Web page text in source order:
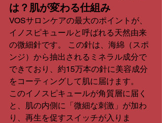
は？肌が変わる仕組み
VOSサロンケアの最大のポイントが、
イノスピキュールと呼ばれる天然由来
の微細針です。 この針は、海綿（スポ
ンジ）から抽出されるミネラル成分で
できており、約15万本の針に美容成分
をコーティングして肌に届けます。
このイノスピキュールが角質層に届く
と、肌の内側に「微細な刺激」が加わ
り、再生を促すスイッチが入りま